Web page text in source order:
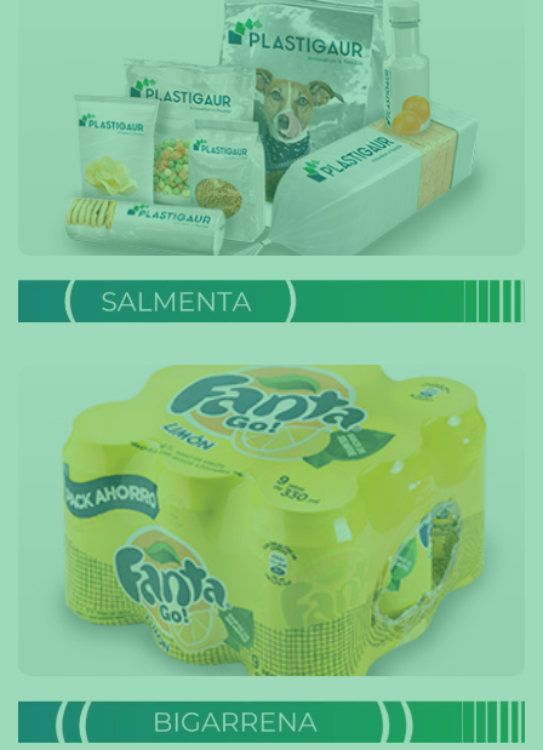
– CONVERTING FILMS
– LAMINATZEKO FILMAK
info. gehiago →
– FILM ERRETRAKTILA
info. gehiago →